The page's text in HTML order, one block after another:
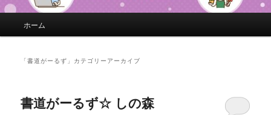
ホーム
「書道がーるず 」カテゴリーアーカイブ
書道がーるず☆ しの森